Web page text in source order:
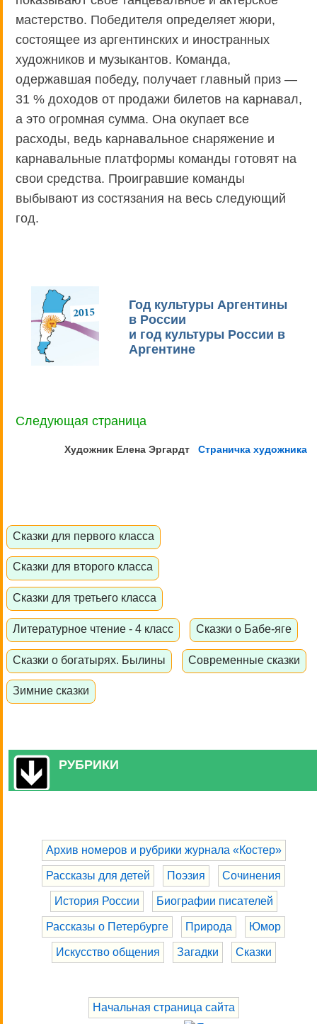
мастерство. Победителя определяет жюри,
состоящее из аргентинских и иностранных
художников и музыкантов. Команда,
одержавшая победу, получает главный приз —
31 % доходов от продажи билетов на карнавал,
а это огромная сумма. Она окупает все
расходы, ведь карнавальное снаряжение и
карнавальные платформы команды готовят на
свои средства. Проигравшие команды
выбывают из состязания на весь следующий
год.
Год культуры Аргентины
в России
и год культуры России в
Аргентине
Следующая страница
Художник Елена Эргардт Страничка художника
Сказки для первого класса
Сказки для второго класса
Сказки для третьего класса
Литературное чтение - 4 класс Сказки о Бабе-яге
Сказки о богатырях. Былины Современные сказки
Зимние сказки
РУБРИКИ
Архив номеров и рубрики журнала «Костер»
Рассказы для детей Поэзия Сочинения
История России Биографии писателей
Рассказы о Петербурге Природа Юмор
Искусство общения Загадки Сказки
Начальная страница сайта